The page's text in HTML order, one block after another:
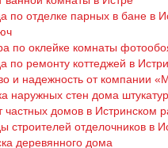
по отделке парных в бане в
по оклейке комнаты
по ремонту коттеджей в
и надежность от компании
наружных стен дома
частных домов в Истринском
строителей отделочников в
деревянного дома